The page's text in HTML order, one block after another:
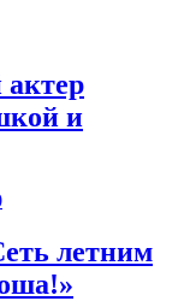
и
летним